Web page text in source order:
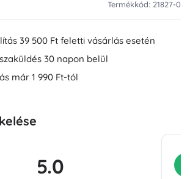
Termékkód: 21827-0
39 500 Ft feletti vásárlás esetén
30 napon belül
már 1 990 Ft-tól
5.0